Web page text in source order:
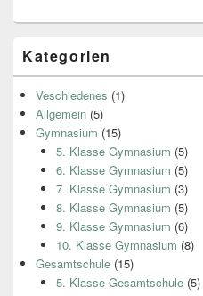
Kategorien
Veschiedenes (1)
Allgemein (5)
Gymnasium (15)
5. Klasse Gymnasium (5)
6. Klasse Gymnasium (5)
7. Klasse Gymnasium (3)
8. Klasse Gymnasium (5)
9. Klasse Gymnasium (6)
10. Klasse Gymnasium (8)
Gesamtschule (15)
5. Klasse Gesamtschule(5)